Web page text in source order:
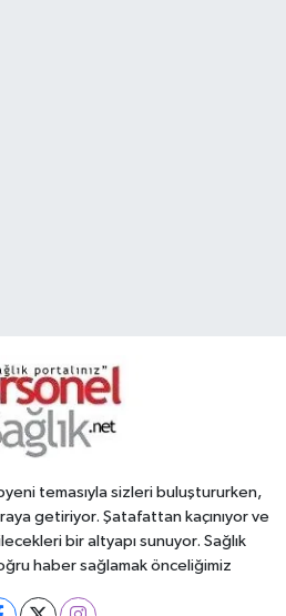
temasıyla sizleri buluştururken,
getiriyor. Şatafattan kaçınıyor ve
bir altyapı sunuyor. Sağlık
haber sağlamak önceliğimiz